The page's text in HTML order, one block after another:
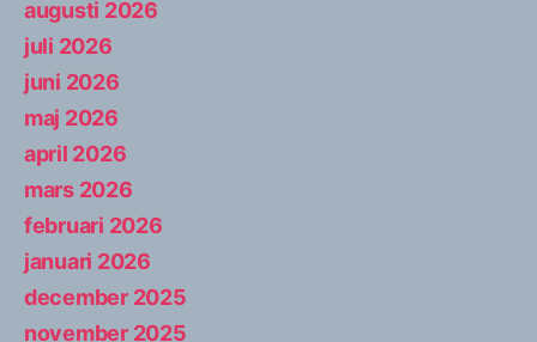
augusti 2026
juli 2026
juni 2026
maj 2026
april 2026
mars 2026
februari 2026
januari 2026
december 2025
november 2025